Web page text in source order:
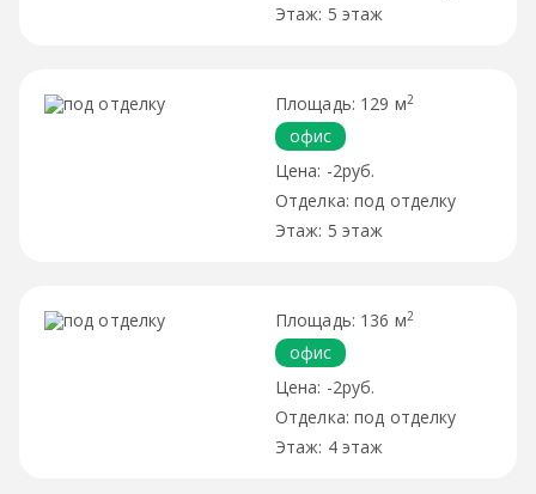
5 этаж
129 м2
офис
-2руб.
под отделку
5 этаж
136 м2
офис
-2руб.
под отделку
4 этаж